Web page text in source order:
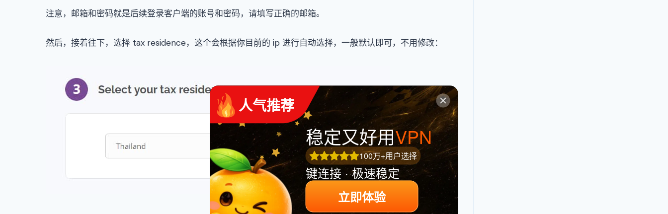
注意，邮箱和密码就是后续登录客户端的账号和密码，请填写正确的邮箱。
然后，接着往下，选择 tax residence，这个会根据你目前的 ip 进行自动选择，一般默认即可，不用修改：
人气推荐
稳定又好用VPN
100万+用户选择
键连接 · 极速稳定
立即体验